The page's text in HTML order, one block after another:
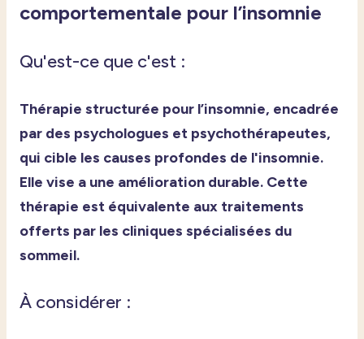
comportementale pour l’insomnie
Qu'est-ce que c'est :
Thérapie structurée pour l’insomnie, encadrée
par des psychologues et psychothérapeutes,
qui cible les causes profondes de l'insomnie.
Elle vise a une amélioration durable. Cette
thérapie est équivalente aux traitements
offerts par les cliniques spécialisées du
sommeil.
À considérer :